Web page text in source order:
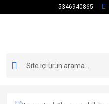
5346940865